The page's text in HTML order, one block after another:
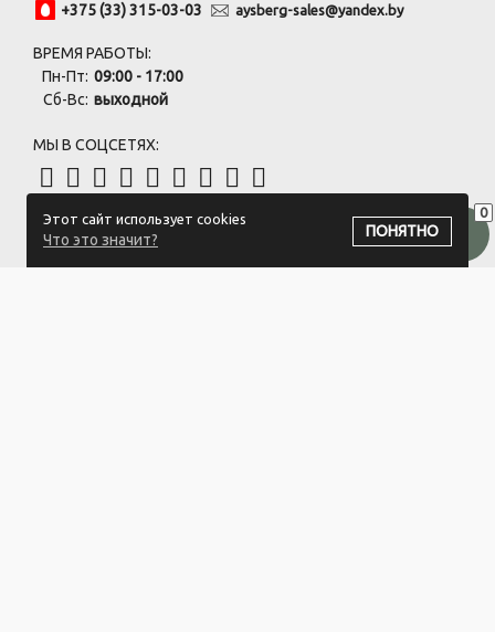
0
Этот сайт использует cookies
Что это значит?
ПОНЯТНО
+375 (33) 315-03-03
aysberg-sales@yandex.by
ВРЕМЯ РАБОТЫ:
Пн-Пт: 09:00 - 17:00
Сб-Вс: выходной
МЫ В СОЦСЕТЯХ:
ПОДПИСАТЬСЯ НА РАССЫЛКУ